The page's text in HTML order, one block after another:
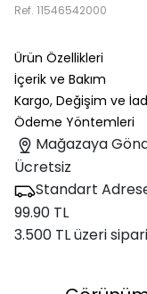
Ref. 11546542000
Ürün Özellikleri
İçerik ve Bakım
Kargo, Değişim ve
Ödeme Yöntemleri
Mağazaya
Ücretsiz
Standart
99.90 TL
3.500 TL üzeri